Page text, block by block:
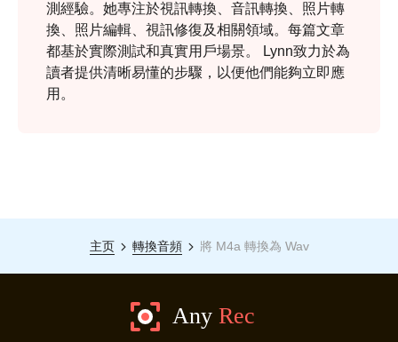
測經驗。她專注於視訊轉換、音訊轉換、照片轉
換、照片編輯、視訊修復及相關領域。每篇文章
都基於實際測試和真實用戶場景。 Lynn致力於為
讀者提供清晰易懂的步驟，以便他們能夠立即應
用。
主页 轉換音頻 將 M4a 轉換為 Wav